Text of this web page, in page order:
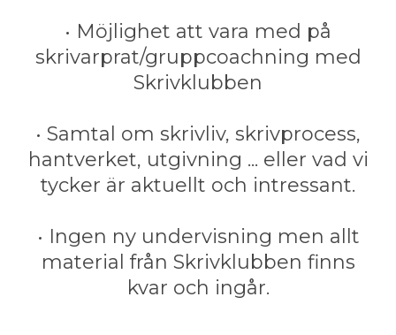
• Möjlighet att vara med på
skrivarprat/gruppcoachning med
Skrivklubben
• Samtal om skrivliv, skrivprocess,
hantverket, utgivning ... eller vad vi
tycker är aktuellt och intressant.
• Ingen ny undervisning men allt
material från Skrivklubben finns
kvar och ingår.